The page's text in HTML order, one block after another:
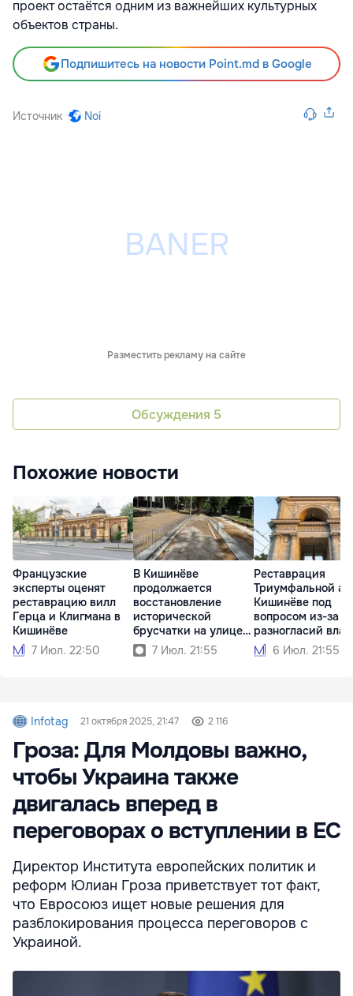
проект остаётся одним из важнейших культурных
объектов страны.
Подпишитесь на новости Point.md в Google
Источник Noi
Разместить рекламу на сайте
Обсуждения 5
Похожие новости
Французские
эксперты оценят
реставрацию вилл
Герца и Клигмана в
Кишинёве
7 Июл. 22:50
В Кишинёве
продолжается
восстановление
исторической
брусчатки на улице
31 Августа
7 Июл. 21:55
Реставрация
Триумфальной
Кишинёве под
вопросом из-за
разногласий
6 Июл. 21:55
Infotag 21 октября 2025, 21:47 2 116
Гроза: Для Молдовы важно,
чтобы Украина также
двигалась вперед в
переговорах о вступлении в ЕС
Директор Института европейских политик и
реформ Юлиан Гроза приветствует тот факт,
что Евросоюз ищет новые решения для
разблокирования процесса переговоров с
Украиной.